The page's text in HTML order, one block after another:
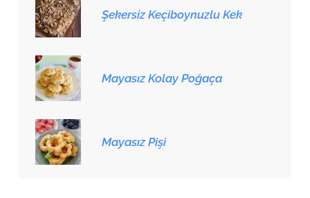
Şekersiz Keçiboynuzlu Kek
Mayasız Kolay Poğaça
Mayasız Pişi